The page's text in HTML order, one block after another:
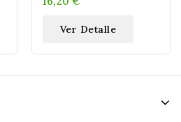
Ver Detalle